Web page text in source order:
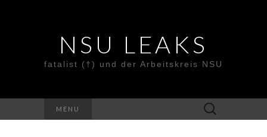
NSU LEAKS
fatalist (†) und der Arbeitskreis NSU
MENU
Suche
nach: